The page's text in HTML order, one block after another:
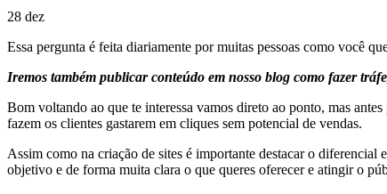
28 dez
Essa pergunta é feita diariamente por muitas pessoas como você
Iremos também publicar conteúdo em nosso blog como fazer
Bom voltando ao que te interessa vamos direto ao ponto, mas
fazem os clientes gastarem em cliques sem potencial de vendas.
Assim como na criação de sites é importante destacar o diferencial
objetivo e de forma muita clara o que queres oferecer e atingir o